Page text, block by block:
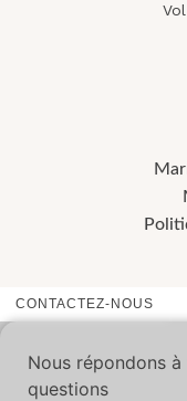
CONTACTEZ-NOUS
Nous répondons
questions